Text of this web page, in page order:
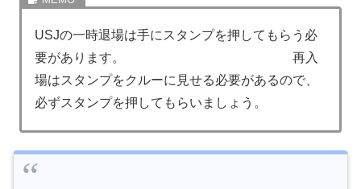
USJの一時退場は手にスタンプを押してもらう必
要があります。 再入
場はスタンプをクルーに見せる必要があるので、
必ずスタンプを押してもらいましょう。